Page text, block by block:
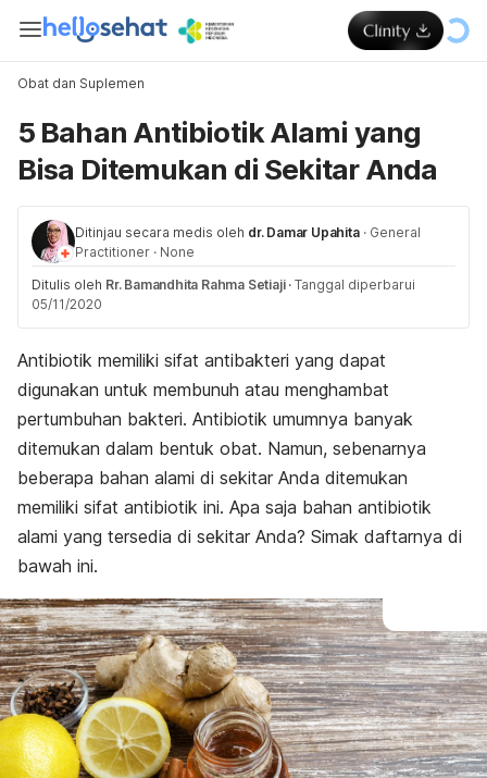
Obat dan Suplemen
5 Bahan Antibiotik Alami yang
Bisa Ditemukan di Sekitar Anda
Ditinjau secara medis oleh dr. Damar Upahita · General
Practitioner · None
Ditulis oleh Rr. Bamandhita Rahma Setiaji · Tanggal diperbarui
05/11/2020
Antibiotik memiliki sifat antibakteri yang dapat
digunakan untuk membunuh atau menghambat
pertumbuhan bakteri. Antibiotik umumnya banyak
ditemukan dalam bentuk obat. Namun, sebenarnya
beberapa bahan alami di sekitar Anda ditemukan
memiliki sifat antibiotik ini. Apa saja bahan antibiotik
alami yang tersedia di sekitar Anda? Simak daftarnya di
bawah ini.